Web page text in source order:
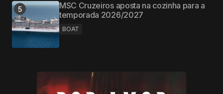
MSC Cruzeiros aposta na cozinha para a
temporada 2026/2027
BOAT